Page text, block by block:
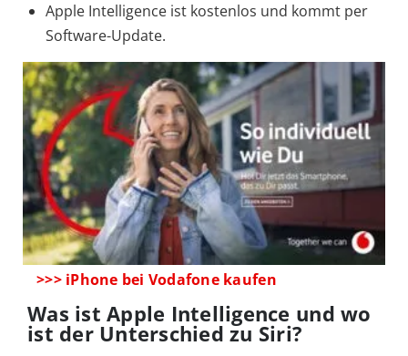
Apple Intelligence ist kostenlos und kommt per
Software-Update.
>>> iPhone bei Vodafone kaufen
Was ist Apple Intelligence und wo
ist der Unterschied zu Siri?